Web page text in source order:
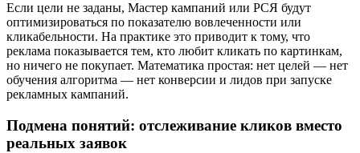
Если цели не заданы, Мастер кампаний или РСЯ будут
оптимизироваться по показателю вовлеченности или
кликабельности. На практике это приводит к тому, что
реклама показывается тем, кто любит кликать по картинкам,
но ничего не покупает. Математика простая: нет целей — нет
обучения алгоритма — нет конверсии и лидов при запуске
рекламных кампаний.
Подмена понятий: отслеживание кликов вместо
реальных заявок